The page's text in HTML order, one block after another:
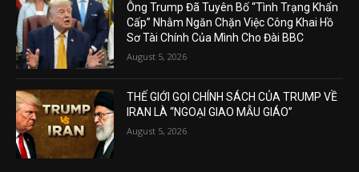
Ông Trump Đã Tuyên Bố “Tình Trạng Khẩn
Cấp” Nhằm Ngăn Chặn Việc Công Khai Hồ
Sơ Tài Chính Của Mình Cho Đài BBC
August 5, 2026
THẾ GIỚI GỌI CHÍNH SÁCH CỦA TRUMP VỀ
IRAN LÀ “NGOẠI GIAO MẪU GIÁO”
August 5, 2026